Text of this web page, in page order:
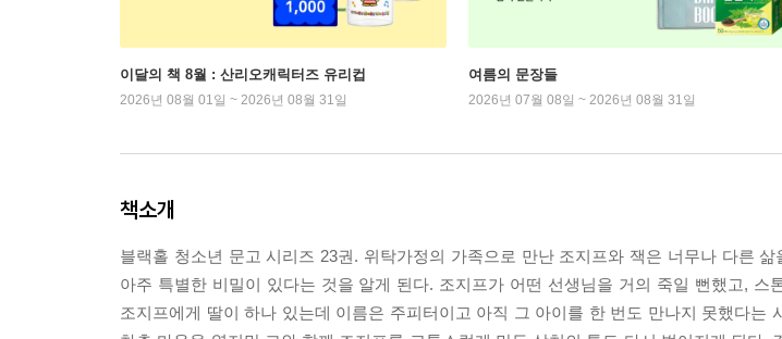
이달의 책 8월 : 산리오캐릭터즈 유리컵
2026년 08월 01일 ~ 2026년 08월 31일
여름의 문장들
2026년 07월 08일 ~ 2026년 08월 31일
책소개
블랙홀 청소년 문고 시리즈 23권. 위탁가정의 가족으로 만난 조지프와 잭은 너무나 다른
아주 특별한 비밀이 있다는 것을 알게 된다. 조지프가 어떤 선생님을 거의 죽일 뻔했고, 스
조지프에게 딸이 하나 있는데 이름은 주피터이고 아직 그 아이를 한 번도 만나지 못했다는